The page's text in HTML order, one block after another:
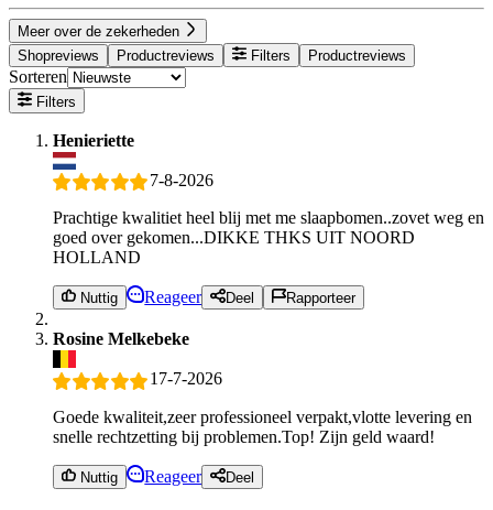
Meer over de zekerheden
Shopreviews
Productreviews Filters Productreviews
Sorteren
Filters
Henieriette
7-8-2026
Prachtige kwalitiet heel blij met me slaapbomen..zovet weg en
goed over gekomen...DIKKE THKS UIT NOORD
HOLLAND
Nuttig Reageer Deel Rapporteer
Rosine Melkebeke
17-7-2026
Goede kwaliteit,zeer professioneel verpakt,vlotte levering en
snelle rechtzetting bij problemen.Top! Zijn geld waard!
Nuttig Reageer Deel